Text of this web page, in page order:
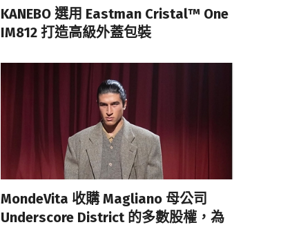
KANEBO 選用 Eastman Cristal™ One
IM812 打造高級外蓋包裝
MondeVita 收購 Magliano 母公司
Underscore District 的多數股權，為